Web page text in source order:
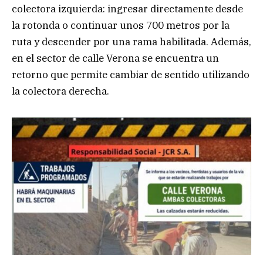
colectora izquierda: ingresar directamente desde
la rotonda o continuar unos 700 metros por la
ruta y descender por una rama habilitada. Además,
en el sector de calle Verona se encuentra un
retorno que permite cambiar de sentido utilizando
la colectora derecha.